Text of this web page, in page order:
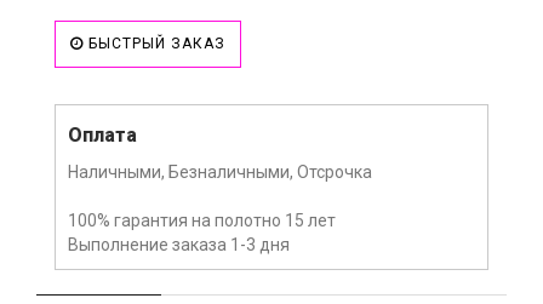
БЫСТРЫЙ ЗАКАЗ
Оплата
Наличными, Безналичными, Отсрочка
100% гарантия на полотно 15 лет
Выполнение заказа 1-3 дня